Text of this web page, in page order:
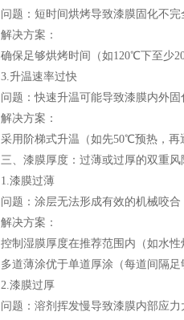
问题：短时间烘烤导致漆膜固化不完
解决方案：
确保足够烘烤时间（如120℃下至少
3.升温速率过快
问题：快速升温可能导致漆膜内外固
解决方案：
采用阶梯式升温（如先50℃预热，再
三、漆膜厚度：过薄或过厚的双重风
1.漆膜过薄
问题：涂层无法形成有效的机械咬合
解决方案：
控制湿膜厚度在推荐范围内（如水性
多道薄涂优于单道厚涂（每道间隔足
2.漆膜过厚
问题：溶剂挥发慢导致漆膜内部应力